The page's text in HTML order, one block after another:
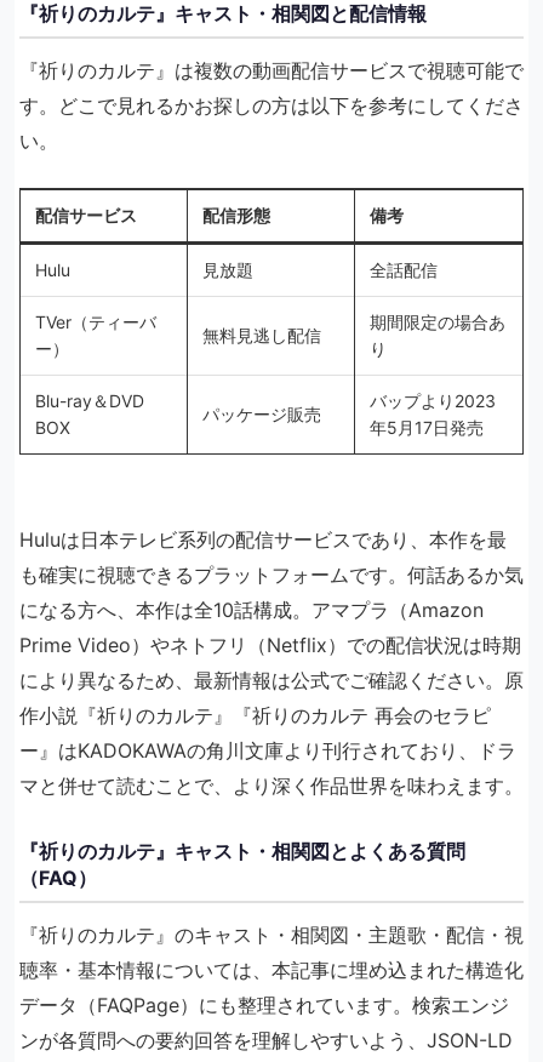
『祈りのカルテ』キャスト・相関図と配信情報
『祈りのカルテ』は複数の動画配信サービスで視聴可能で
す。どこで見れるかお探しの方は以下を参考にしてくださ
い。
配信サービス 配信形態 備考
Hulu 見放題 全話配信
TVer（ティーバ
ー）
無料見逃し配信
期間限定の場合あ
り
Blu-ray＆DVD
BOX
パッケージ販売
バップより2023
年5月17日発売
Huluは日本テレビ系列の配信サービスであり、本作を最
も確実に視聴できるプラットフォームです。何話あるか気
になる方へ、本作は全10話構成。アマプラ（Amazon
Prime Video）やネトフリ（Netflix）での配信状況は時期
により異なるため、最新情報は公式でご確認ください。原
作小説『祈りのカルテ』『祈りのカルテ 再会のセラピ
ー』はKADOKAWAの角川文庫より刊行されており、ドラ
マと併せて読むことで、より深く作品世界を味わえます。
『祈りのカルテ』キャスト・相関図とよくある質問
（FAQ）
『祈りのカルテ』のキャスト・相関図・主題歌・配信・視
聴率・基本情報については、本記事に埋め込まれた構造化
データ（FAQPage）にも整理されています。検索エンジ
ンが各質問への要約回答を理解しやすいよう、JSON-LD